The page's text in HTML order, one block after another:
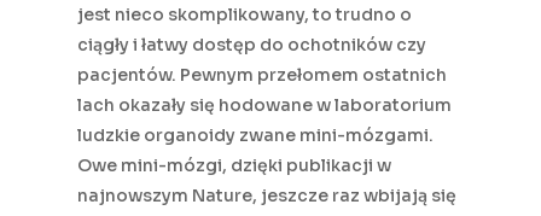
jest nieco skomplikowany, to trudno o
ciągły i łatwy dostęp do ochotników czy
pacjentów. Pewnym przełomem ostatnich
lach okazały się hodowane w laboratorium
ludzkie organoidy zwane mini-mózgami.
Owe mini-mózgi, dzięki publikacji w
najnowszym Nature, jeszcze raz wbijają się